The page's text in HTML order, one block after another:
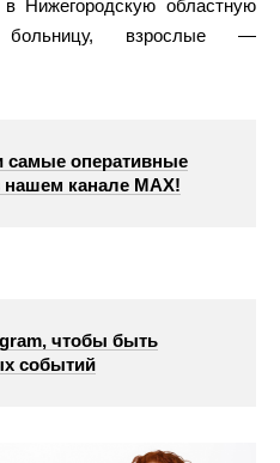
в Нижегородскую областную
больницу, взрослые —
самые оперативные
нашем канале МАХ!
чтобы быть
событий